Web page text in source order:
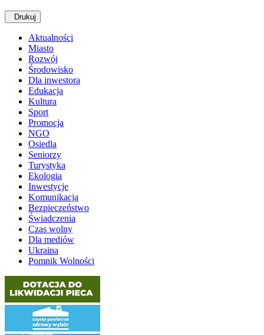
Drukuj
Aktualności
Miasto
Rozwój
Środowisko
Dla inwestora
Edukacja
Kultura
Sport
Promocja
NGO
Osiedla
Seniorzy
Turystyka
Ekologia
Inwestycje
Komunikacja
Bezpieczeństwo
Świadczenia
Czas wolny
Dla mediów
Ukraina
Pomnik Wolności